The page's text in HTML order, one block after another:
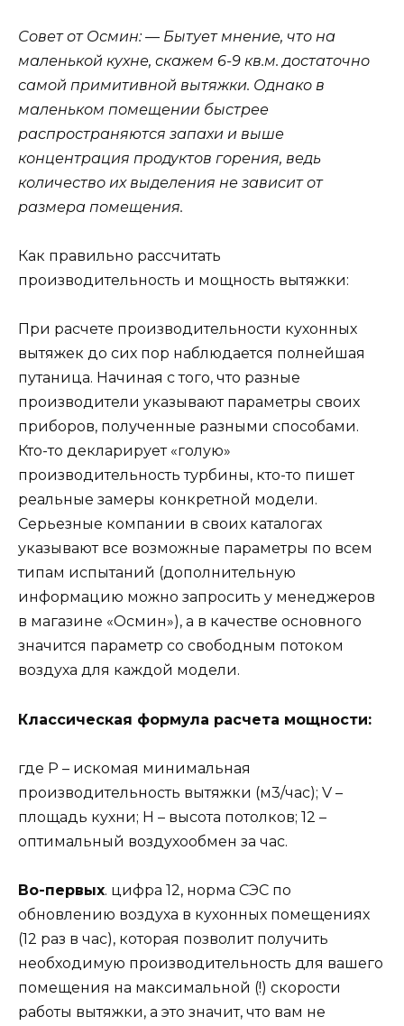
Совет от Осмин: — Бытует мнение, что на
маленькой кухне, скажем 6-9 кв.м. достаточно
самой примитивной вытяжки. Однако в
маленьком помещении быстрее
распространяются запахи и выше
концентрация продуктов горения, ведь
количество их выделения не зависит от
размера помещения.
Как правильно рассчитать
производительность и мощность вытяжки:
При расчете производительности кухонных
вытяжек до сих пор наблюдается полнейшая
путаница. Начиная с того, что разные
производители указывают параметры своих
приборов, полученные разными способами.
Кто-то декларирует «голую»
производительность турбины, кто-то пишет
реальные замеры конкретной модели.
Серьезные компании в своих каталогах
указывают все возможные параметры по всем
типам испытаний (дополнительную
информацию можно запросить у менеджеров
в магазине «Осмин»), а в качестве основного
значится параметр со свободным потоком
воздуха для каждой модели.
Классическая формула расчета мощности:
где P – искомая минимальная
производительность вытяжки (м3/час); V –
площадь кухни; H – высота потолков; 12 –
оптимальный воздухообмен за час.
Во-первых. цифра 12, норма СЭС по
обновлению воздуха в кухонных помещениях
(12 раз в час), которая позволит получить
необходимую производительность для вашего
помещения на максимальной (!) скорости
работы вытяжки, а это значит, что вам не